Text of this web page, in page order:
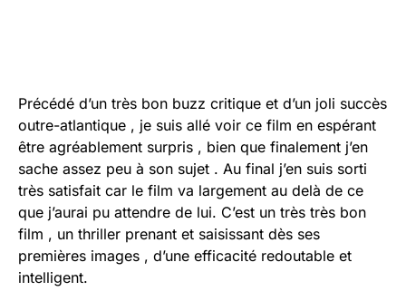
Précédé d’un très bon buzz critique et d’un joli succès
outre-atlantique , je suis allé voir ce film en espérant
être agréablement surpris , bien que finalement j’en
sache assez peu à son sujet . Au final j’en suis sorti
très satisfait car le film va largement au delà de ce
que j’aurai pu attendre de lui. C’est un très très bon
film , un thriller prenant et saisissant dès ses
premières images , d’une efficacité redoutable et
intelligent.